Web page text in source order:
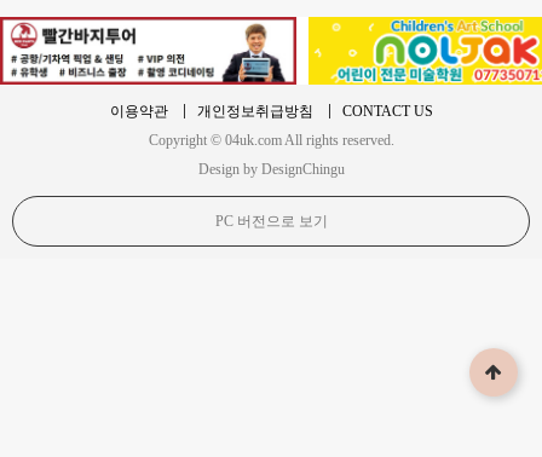
이용약관 개인정보취급방침
CONTACT US
Copyright © 04uk.com All rights reserved.
Design by DesignChingu
PC 버전으로 보기